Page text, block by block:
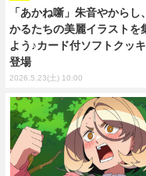
「あかね噺」朱音やからし
かるたちの美麗イラストを
よう♪カード付ソフトクッ
登場
2026.5.23(土) 10:00